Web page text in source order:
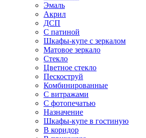
Эмаль
Акрил
ДСП
С патиной
Шкафы-купе с зеркалом
Матовое зеркало
Стекло
Цветное стекло
Пескоструй
Комбинированные
С витражами
С фотопечатью
Назначение
Шкафы-купе в гостиную
В коридор